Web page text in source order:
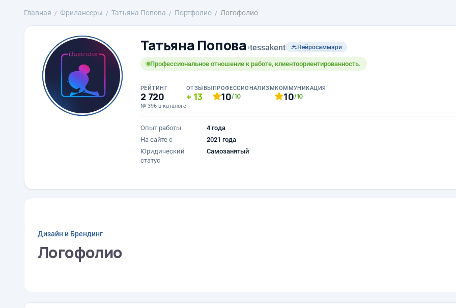
Главная Фрилансеры Татьяна Попова Портфолио Логофолио
Татьяна Попова›tessakent Нейросаммари
Профессиональное отношение к работе, клиентоориентированность.
РЕЙТИНГ
2 720
№ 396 в каталоге
ОТЗЫВЫ
13
ПРОФЕССИОНАЛИЗМ
10/10
КОММУНИКАЦИЯ
10/10
Опыт работы
4 года
На сайте с
2021 года
Юридический
статус
Самозанятый
Дизайн и Брендинг
Логофолио